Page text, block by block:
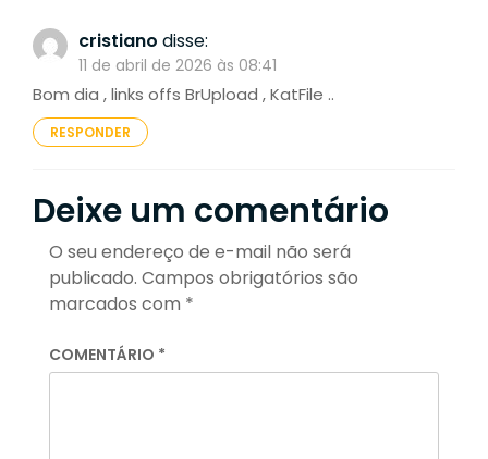
cristiano disse:
11 de abril de 2026 às 08:41
Bom dia , links offs BrUpload , KatFile ..
RESPONDER
Deixe um comentário
O seu endereço de e-mail não será
publicado. Campos obrigatórios são
marcados com *
COMENTÁRIO *